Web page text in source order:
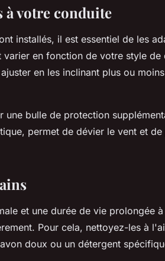
à votre conduite
installés, il est essentiel de les
varier en fonction de votre style
en les inclinant plus ou
une bulle de protection
permet de dévier le vent et
et une durée de vie prolongée
Pour cela, nettoyez-les à
doux ou un détergent